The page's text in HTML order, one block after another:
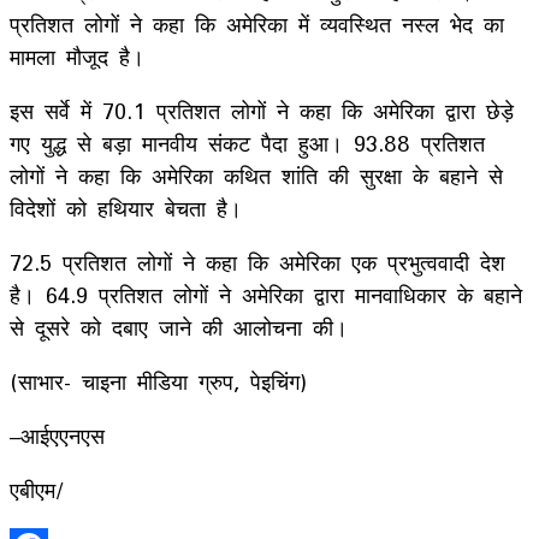
प्रतिशत लोगों ने कहा कि अमेरिका में व्यवस्थित नस्ल भेद का
मामला मौजूद है।
इस सर्वे में 70.1 प्रतिशत लोगों ने कहा कि अमेरिका द्वारा छेड़े
गए युद्ध से बड़ा मानवीय संकट पैदा हुआ। 93.88 प्रतिशत
लोगों ने कहा कि अमेरिका कथित शांति की सुरक्षा के बहाने से
विदेशों को हथियार बेचता है।
72.5 प्रतिशत लोगों ने कहा कि अमेरिका एक प्रभुत्ववादी देश
है। 64.9 प्रतिशत लोगों ने अमेरिका द्वारा मानवाधिकार के बहाने
से दूसरे को दबाए जाने की आलोचना की।
(साभार- चाइना मीडिया ग्रुप, पेइचिंग)
–आईएएनएस
एबीएम/